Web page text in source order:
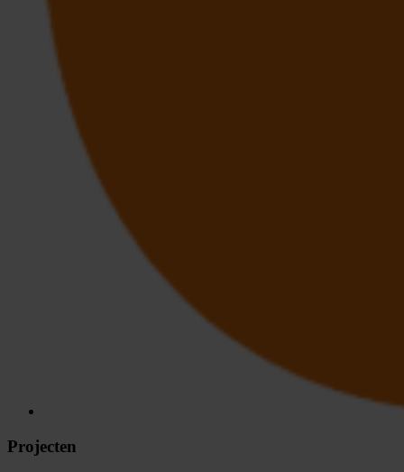
Projecten